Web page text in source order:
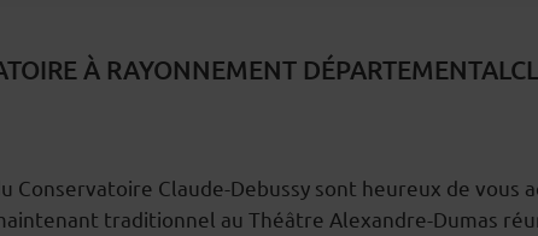
À RAYONNEMENT
Conservatoire Claude-Debussy sont heureux de
traditionnel au Théâtre Alexandre-Dumas